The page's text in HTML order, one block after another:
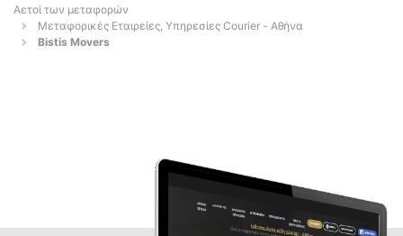
Αετοί των μεταφορών
Μεταφορικές Εταιρείες, Υπηρεσίες Courier - Αθήνα
Bistis Movers